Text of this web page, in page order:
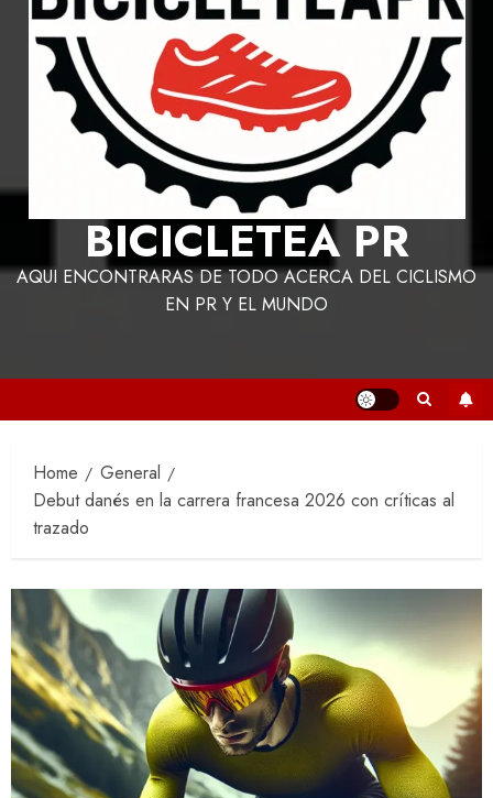
BICICLETEA PR
AQUI ENCONTRARAS DE TODO ACERCA DEL CICLISMO
EN PR Y EL MUNDO
Home
General
Debut danés en la carrera francesa 2026 con críticas al
trazado